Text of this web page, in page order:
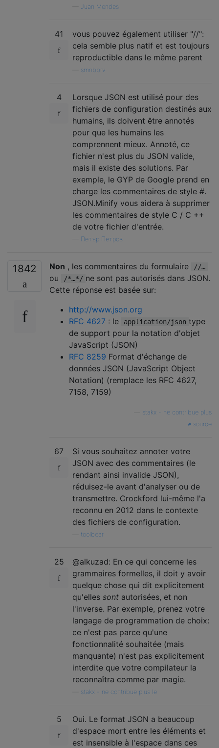
Juan Mendes
41
vous pouvez également utiliser "//":
cela semble plus natif et est toujours
reproductible dans le même parent
smnbbrv
4
Lorsque JSON est utilisé pour des
fichiers de configuration destinés aux
humains, ils doivent être annotés
pour que les humains les
comprennent mieux. Annoté, ce
fichier n'est plus du JSON valide,
mais il existe des solutions. Par
exemple, le GYP de Google prend en
charge les commentaires de style #.
JSON.Minify vous aidera à supprimer
les commentaires de style C / C ++
de votre fichier d'entrée.
Петър Петров
1842 Non , les commentaires du formulaire //…
ou /*…*/ ne sont pas autorisés dans JSON.
Cette réponse est basée sur:
http://www.json.org
RFC 4627 : le application/json type
de support pour la notation d'objet
JavaScript (JSON)
RFC 8259 Format d'échange de
données JSON (JavaScript Object
Notation) (remplace les RFC 4627,
7158, 7159)
stakx - ne contribue plus
source
67
Si vous souhaitez annoter votre
JSON avec des commentaires (le
rendant ainsi invalide JSON),
réduisez-le avant d'analyser ou de
transmettre. Crockford lui-même l'a
reconnu en 2012 dans le contexte
des fichiers de configuration.
toolbear
25
@alkuzad: En ce qui concerne les
grammaires formelles, il doit y avoir
quelque chose qui dit explicitement
qu'elles sont autorisées, et non
l'inverse. Par exemple, prenez votre
langage de programmation de choix:
ce n'est pas parce qu'une
fonctionnalité souhaitée (mais
manquante) n'est pas explicitement
interdite que votre compilateur la
reconnaîtra comme par magie.
stakx - ne contribue plus le
5
Oui. Le format JSON a beaucoup
d'espace mort entre les éléments et
est insensible à l'espace dans ces